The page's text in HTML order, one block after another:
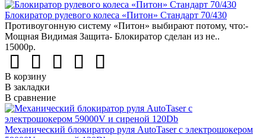
Блокиратор рулевого колеса «Питон» Стандарт 70/430
Противоугонную систему «Питон» выбирают потому, что:-
Мощная Видимая Защита- Блокиратор сделан из не..
15000р.
В корзину
В закладки
В сравнение
Механический блокиратор руля AutoTaser с электрошокером